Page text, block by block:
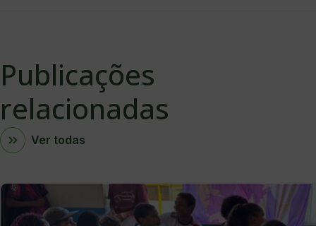
Publicações
relacionadas
Ver todas